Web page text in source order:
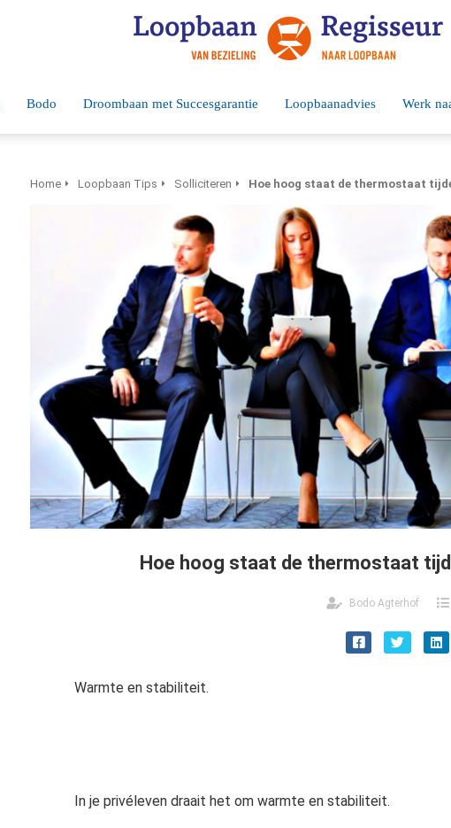
Bodo Droombaan met Succesgarantie Loopbaanadvies Werk
Home Loopbaan Tips Solliciteren Hoe hoog staat de thermostaat
Hoe hoog staat de thermostaat
Bodo Agterhof
Warmte en stabiliteit.
In je privéleven draait het om warmte en stabiliteit.